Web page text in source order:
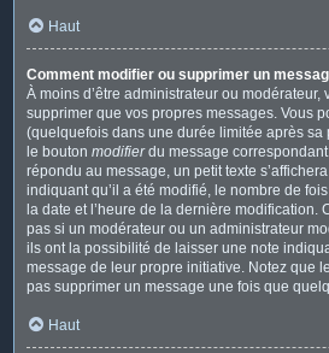
Haut
Comment modifier ou supprimer un
À moins d’être administrateur ou
supprimer que vos propres messages. Vous
(quelquefois dans une durée limitée après
le bouton modifierdu message
répondu au message, un petit texte
indiquant qu’il a été modifié, le nombre de
la date et l’heure de la dernière modification.
pas si un modérateur ou un administrateur
ils ont la possibilité de laisser une note
message de leur propre initiative. Notez que
pas supprimer un message une fois que
Haut